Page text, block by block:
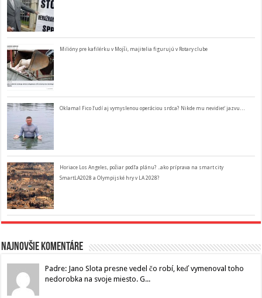
Milióny pre kafilérku v Mojši, majitelia figurujú v Rotary clube
Oklamal Fico ľudí aj vymyslenou operáciou srdca? Nikde mu nevidieť jazvu…
Horiace Los Angeles, požiar podľa plánu? ..ako príprava na smart city
SmartLA2028 a Olympijské hry v LA 2028?
Najnovšie komentáre
Padre: Jano Slota presne vedel čo robí, keď vymenoval toho
nedorobka na svoje miesto. G...